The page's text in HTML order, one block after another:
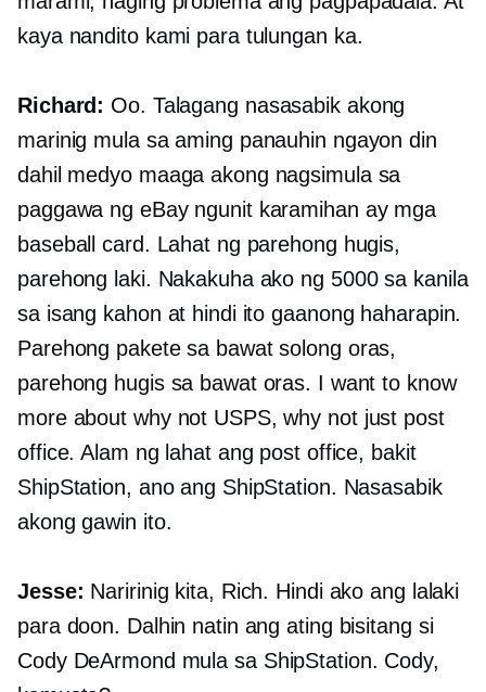
kaya nandito kami para tulungan ka.
Richard: Oo. Talagang nasasabik akong
marinig mula sa aming panauhin ngayon din
dahil medyo maaga akong nagsimula sa
paggawa ng eBay ngunit karamihan ay mga
baseball card. Lahat ng parehong hugis,
parehong laki. Nakakuha ako ng 5000 sa kanila
sa isang kahon at hindi ito gaanong haharapin.
Parehong pakete sa bawat solong oras,
parehong hugis sa bawat oras. I want to know
more about why not USPS, why not just post
office. Alam ng lahat ang post office, bakit
ShipStation, ano ang ShipStation. Nasasabik
akong gawin ito.
Jesse: Naririnig kita, Rich. Hindi ako ang lalaki
para doon. Dalhin natin ang ating bisitang si
Cody DeArmond mula sa ShipStation. Cody,